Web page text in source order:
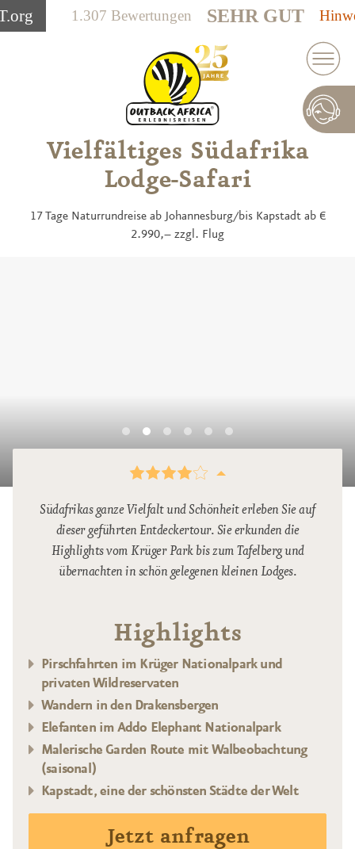
.org 1.307 Bewertungen SEHR GUT
Vielfältiges Südafrika
Lodge-Safari
17 Tage Naturrundreise ab Johannesburg/bis Kapstadt ab €
2.990,– zzgl. Flug
Südafrikas ganze Vielfalt und Schönheit erleben Sie auf
dieser geführten Entdeckertour. Sie erkunden die
Highlights vom Krüger Park bis zum Tafelberg und
übernachten in schön gelegenen kleinen Lodges.
Highlights
Pirschfahrten im Krüger Nationalpark und
privaten Wildreservaten
Wandern in den Drakensbergen
Elefanten im Addo Elephant Nationalpark
Malerische Garden Route mit Walbeobachtung
(saisonal)
Kapstadt, eine der schönsten Städte der Welt
Jetzt anfragen